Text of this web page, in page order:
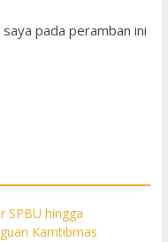
pada peramban ini
SPBU hingga
Kamtibmas